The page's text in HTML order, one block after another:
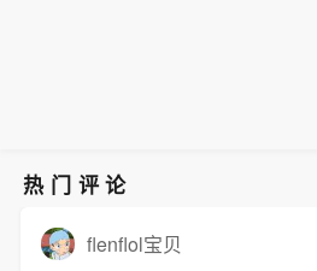
热门评论
flenflol宝贝